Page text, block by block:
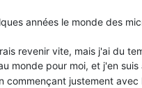
années le monde des
revenir vite, mais j'ai du
monde pour moi, et j'en
commençant justement